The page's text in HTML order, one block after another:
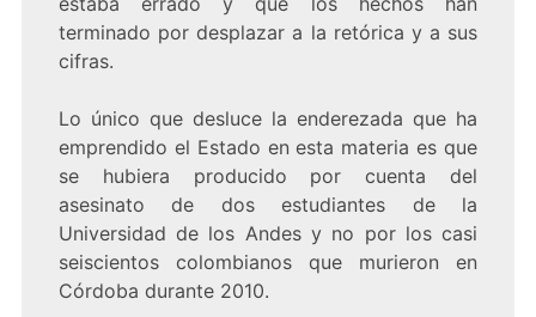
terminado por desplazar a la retórica y a sus
cifras.
Lo único que desluce la enderezada que ha
emprendido el Estado en esta materia es que
se hubiera producido por cuenta del
asesinato de dos estudiantes de la
Universidad de los Andes y no por los casi
seiscientos colombianos que murieron en
Córdoba durante 2010.